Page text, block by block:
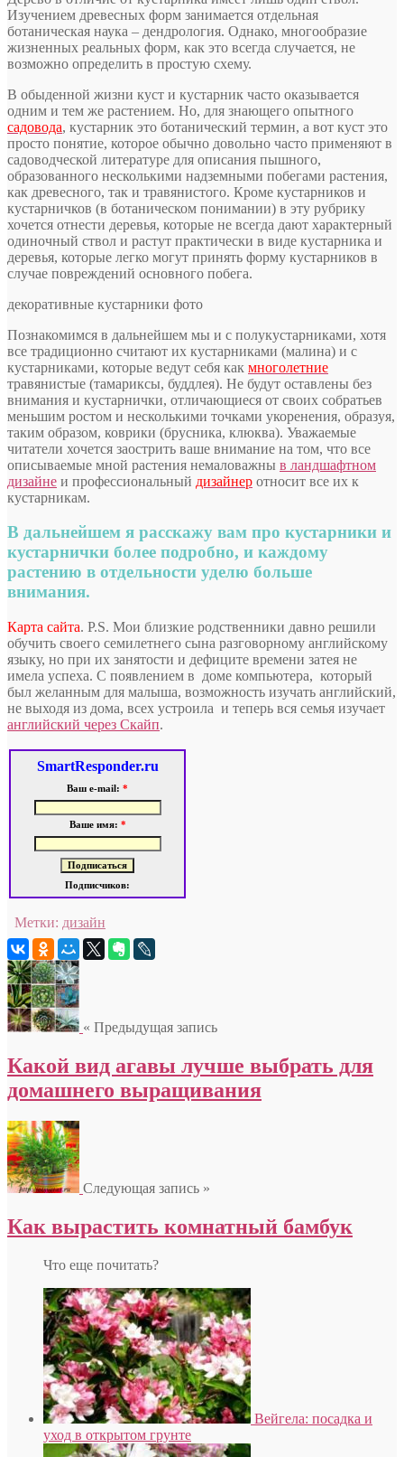
Изучением древесных форм занимается отдельная
ботаническая наука – дендрология. Однако, многообразие
жизненных реальных форм, как это всегда случается, не
возможно определить в простую схему.
В обыденной жизни куст и кустарник часто оказывается
одним и тем же растением. Но, для знающего опытного
садовода, кустарник это ботанический термин, а вот куст это
просто понятие, которое обычно довольно часто применяют в
садоводческой литературе для описания пышного,
образованного несколькими надземными побегами растения,
как древесного, так и травянистого. Кроме кустарников и
кустарничков (в ботаническом понимании) в эту рубрику
хочется отнести деревья, которые не всегда дают характерный
одиночный ствол и растут практически в виде кустарника и
деревья, которые легко могут принять форму кустарников в
случае повреждений основного побега.
декоративные кустарники фото
Познакомимся в дальнейшем мы и с полукустарниками, хотя
все традиционно считают их кустарниками (малина) и с
кустарниками, которые ведут себя как многолетние
травянистые (тамариксы, буддлея). Не будут оставлены без
внимания и кустарнички, отличающиеся от своих собратьев
меньшим ростом и несколькими точками укоренения, образуя,
таким образом, коврики (брусника, клюква). Уважаемые
читатели хочется заострить ваше внимание на том, что все
описываемые мной растения немаловажны в ландшафтном
дизайне и профессиональный дизайнер относит все их к
кустарникам.
В дальнейшем я расскажу вам про кустарники и
кустарнички более подробно, и каждому
растению в отдельности уделю больше
внимания.
Карта сайта. P.S. Мои близкие родственники давно решили
обучить своего семилетнего сына разговорному английскому
языку, но при их занятости и дефиците времени затея не
имела успеха. С появлением в доме компьютера, который
был желанным для малыша, возможность изучать английский,
не выходя из дома, всех устроила и теперь вся семья изучает
английский через Скайп.
SmartResponder.ru
Ваш e-mail: *
Ваше имя: *
Подписчиков:
Метки: дизайн
« Предыдущая запись
Какой вид агавы лучше выбрать для
домашнего выращивания
Следующая запись »
Как вырастить комнатный бамбук
Что еще почитать?
Вейгела: посадка и
уход в открытом грунте